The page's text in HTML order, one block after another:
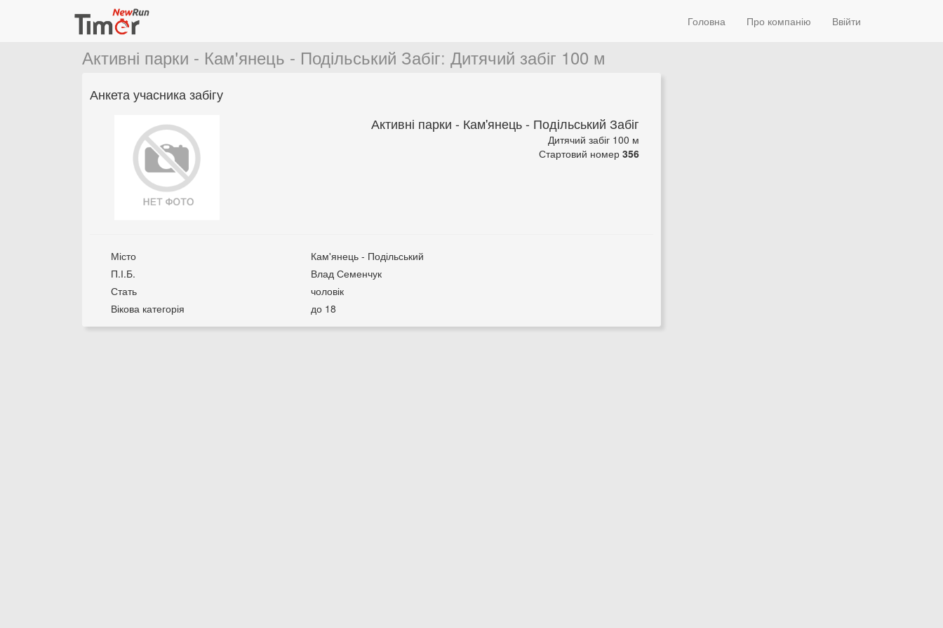
Головна Про компанію Ввійти
Активні парки - Кам'янець - Подільський Забіг: Дитячий забіг 100 м
Анкета учасника забігу
Активні парки - Кам'янець - Подільський Забіг
Дитячий забіг 100 м
Стартовий номер 356
Місто
Кам'янець - Подільський
П.І.Б.
Влад Семенчук
Стать
чоловік
Вікова категорія
до 18